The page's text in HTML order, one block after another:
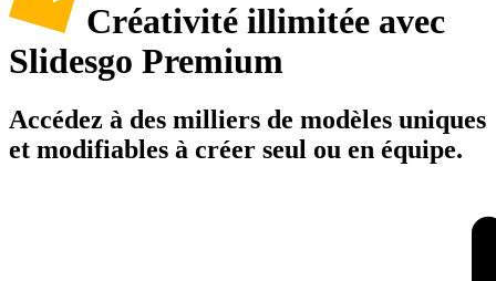
Créativité illimitée avec
Slidesgo Premium
Accédez à des milliers de modèles uniques
et modifiables à créer seul ou en équipe.